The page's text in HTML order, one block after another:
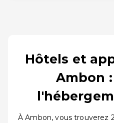
Hôtels et
Ambon
À Ambon, vous trouverez